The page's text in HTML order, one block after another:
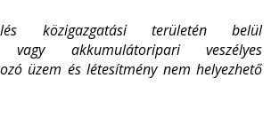
közigazgatási területén belül
vagy akkumulátoripari veszélyes
üzem és létesítmény nem helyezhető